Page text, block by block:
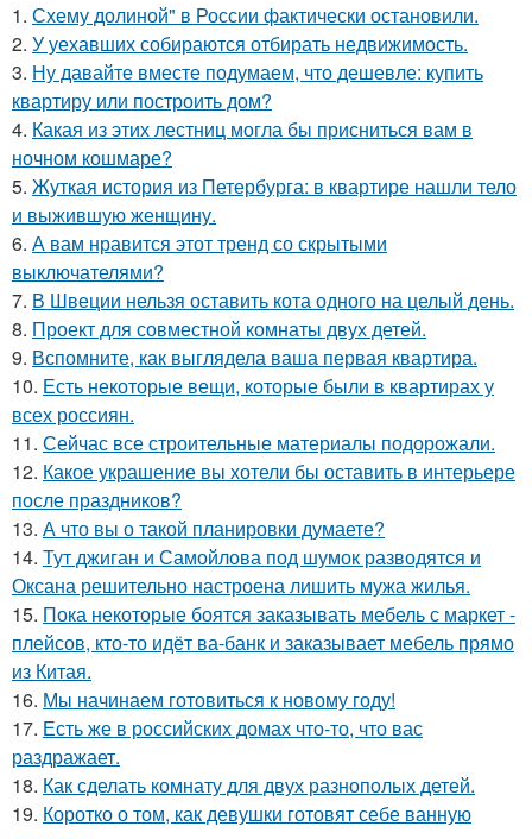
1. Схему долиной" в России фактически остановили.
2. У уехавших собираются отбирать недвижимость.
3. Ну давайте вместе подумаем, что дешевле: купить
квартиру или построить дом?
4. Какая из этих лестниц могла бы присниться вам в
ночном кошмаре?
5. Жуткая история из Петербурга: в квартире нашли тело
и выжившую женщину.
6. А вам нравится этот тренд со скрытыми
выключателями?
7. В Швеции нельзя оставить кота одного на целый день.
8. Проект для совместной комнаты двух детей.
9. Вспомните, как выглядела ваша первая квартира.
10. Есть некоторые вещи, которые были в квартирах у
всех россиян.
11. Сейчас все строительные материалы подорожали.
12. Какое украшение вы хотели бы оставить в интерьере
после праздников?
13. А что вы о такой планировки думаете?
14. Тут джиган и Самойлова под шумок разводятся и
Оксана решительно настроена лишить мужа жилья.
15. Пока некоторые боятся заказывать мебель с маркет -
плейсов, кто-то идёт ва-банк и заказывает мебель прямо
из Китая.
16. Мы начинаем готовиться к новому году!
17. Есть же в российских домах что-то, что вас
раздражает.
18. Как сделать комнату для двух разнополых детей.
19. Коротко о том, как девушки готовят себе ванную